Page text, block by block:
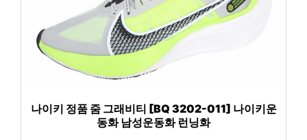
나이키 정품 줌 그래비티 [BQ 3202-011] 나이키운
동화 남성운동화 런닝화